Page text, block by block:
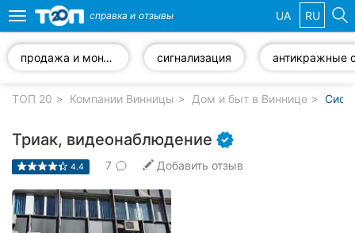
компании
рубрики:
Стоматологии
Toggle
navigation
справка и отзывы UA RU
продажа и монтаж систем видеонаблюдения сигнализация
ТОП 20 Компании Винницы Дом и быт в Виннице
Триак, видеонаблюдение
4.4 7 Добавить отзыв